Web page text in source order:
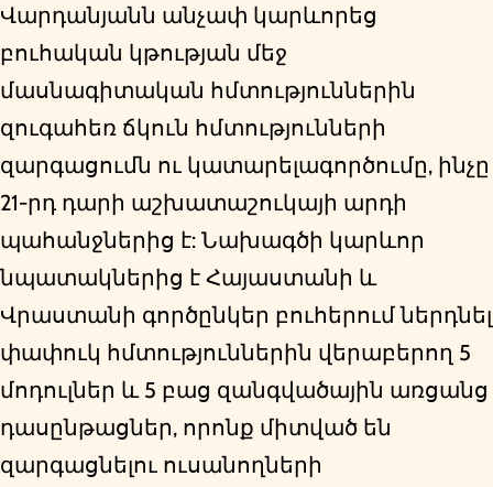
Վարդանյանն անչափ կարևորեց
բուհական կթության մեջ
մասնագիտական հմտություններին
զուգահեռ ճկուն հմտությունների
զարգացումն ու կատարելագործումը, ինչը
21-րդ դարի աշխատաշուկայի արդի
պահանջներից է: Նախագծի կարևոր
նպատակներից է Հայաստանի և
Վրաստանի գործընկեր բուհերում ներդնել
փափուկ հմտություններին վերաբերող 5
մոդուլներ և 5 բաց զանգվածային առցանց
դասընթացներ, որոնք միտված են
զարգացնելու ուսանողների